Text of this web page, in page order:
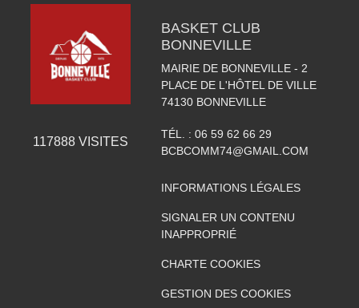
117888VISITES
BASKET CLUB
BONNEVILLE
MAIRIE DE BONNEVILLE - 2
PLACE DE L'HÔTEL DE VILLE
74130 BONNEVILLE
TÉL. : 06 59 62 66 29
BCBCOMM74@GMAIL.COM
INFORMATIONS LÉGALES
SIGNALER UN CONTENU
INAPPROPRIÉ
CHARTE COOKIES
GESTION DES COOKIES